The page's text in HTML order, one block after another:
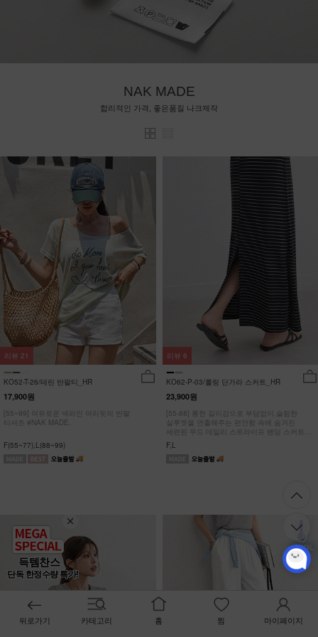
득템찬스
단독 한정수량 특가!
NAK MADE
합리적인 가격, 좋은품질 나크제작
KO52-T-26/테린 반팔티_HR
17,900원
[55~99] 여유로운 넥라인 여리핏의 반팔
티셔츠 #NAK MADE.
F(55~77),L(88~99)
리뷰 21
KO62-P-03/롤링 단가라 스커트_HR
23,900원
[55-88] 롱한 길이감으로 부담없이,슬림한
실루엣을 연출해주는 편안함 속에 숨겨진
세련된 무드 데일리 스트라이프 밴딩 스커트
#NAK MADE.
F,L
리뷰 6
뒤로가기 카테고리 홈 찜 마이페이지